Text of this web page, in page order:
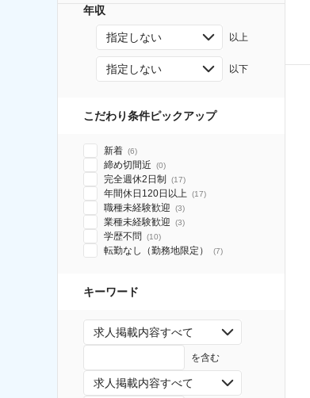
年収
指定しない 以上
指定しない 以下
こだわり条件ピックアップ
新着 (6)
締め切間近 (0)
完全週休2日制 (17)
年間休日120日以上 (17)
職種未経験歓迎 (3)
業種未経験歓迎 (3)
学歴不問 (10)
転勤なし（勤務地限定） (7)
キーワード
求人掲載内容すべて
を含む
求人掲載内容すべて